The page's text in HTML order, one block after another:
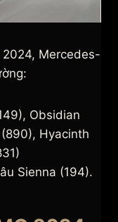
Mercedes-
Obsidian
Hyacinth
Sienna (194).